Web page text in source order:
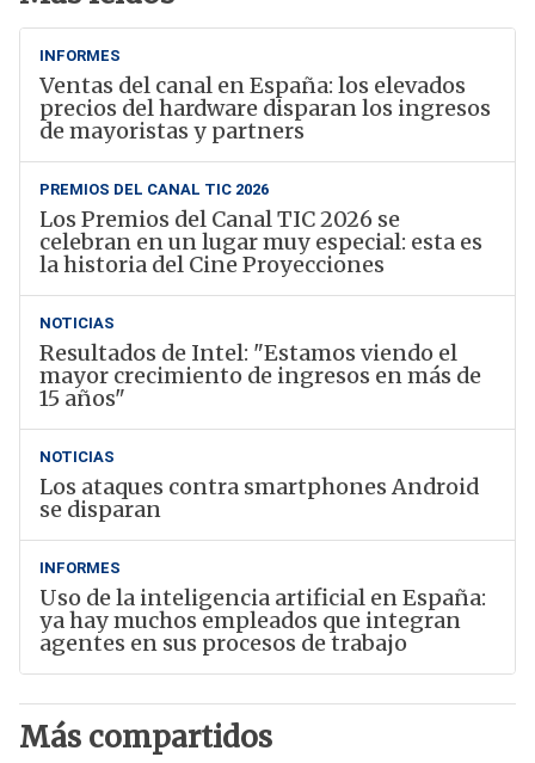
INFORMES
Ventas del canal en España: los elevados
precios del hardware disparan los ingresos
de mayoristas y partners
PREMIOS DEL CANAL TIC 2026
Los Premios del Canal TIC 2026 se
celebran en un lugar muy especial: esta es
la historia del Cine Proyecciones
NOTICIAS
Resultados de Intel: "Estamos viendo el
mayor crecimiento de ingresos en más de
15 años"
NOTICIAS
Los ataques contra smartphones Android
se disparan
INFORMES
Uso de la inteligencia artificial en España:
ya hay muchos empleados que integran
agentes en sus procesos de trabajo
Más compartidos